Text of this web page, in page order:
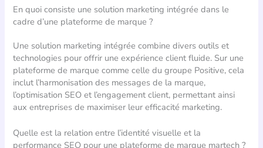
En quoi consiste une solution marketing intégrée dans le
cadre d’une plateforme de marque ?
Une solution marketing intégrée combine divers outils et
technologies pour offrir une expérience client fluide. Sur une
plateforme de marque comme celle du groupe Positive, cela
inclut l’harmonisation des messages de la marque,
l’optimisation SEO et l’engagement client, permettant ainsi
aux entreprises de maximiser leur efficacité marketing.
Quelle est la relation entre l’identité visuelle et la
performance SEO pour une plateforme de marque martech ?